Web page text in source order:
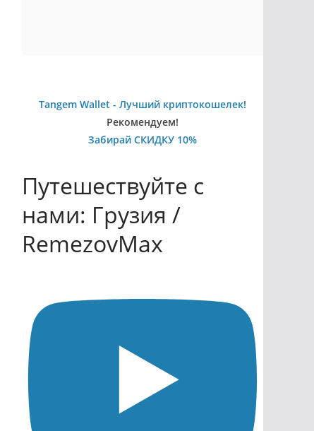
Tangem Wallet - Лучший криптокошелек!
Рекомендуем!
Забирай СКИДКУ 10%
Путешествуйте с
нами: Грузия /
RemezovMax